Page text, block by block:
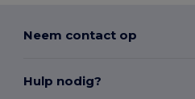
Neem contact op
Hulp nodig?